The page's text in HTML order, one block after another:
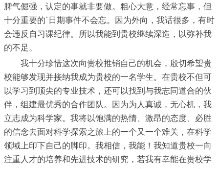
脾气倔强，认定的事就非要做。粗心大意，经常忘事，但
十分重要的`日期事件不会忘。因为外向，我话很多，有时
会违反自习课纪律。所以我能到贵校继续深造，以弥补我
的不足。
我十分珍惜这次向贵校推销自己的机会，殷切希望贵
校能够发现并接纳我成为贵校的一名学生。在贵校不但可
以学习到顶尖的专业技术，还可以找到与我志同道合的伙
伴，组建最优秀的合作团队。因为为人真诚，无心机，我
立志成为科学家。我将以饱满的热情、激昂的态度、必胜
的信念去面对科学探索之旅上的一个又一个难关，在科学
领域上印下自己的脚印。我相信，我能！我知道贵校一向
注重人才的培养和先进技术的研究，若我有幸能在贵校学